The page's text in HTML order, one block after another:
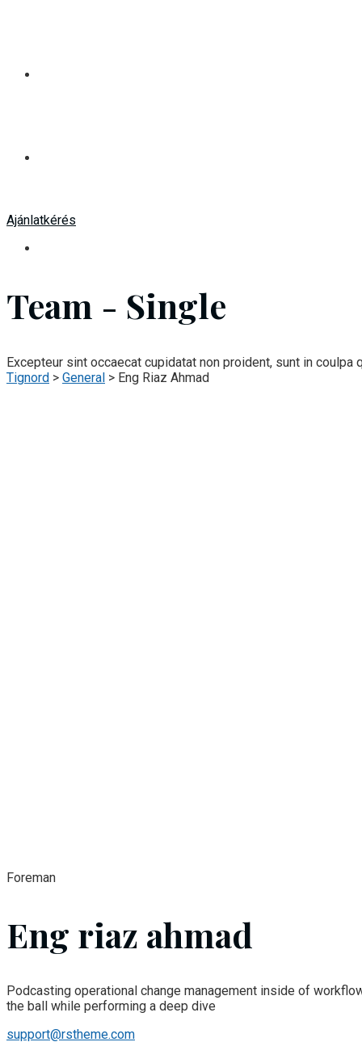
Ajánlatkérés
Team - Single
Excepteur sint occaecat cupidatat non proident, sunt in
Tignord > General > Eng Riaz Ahmad
Foreman
Eng riaz ahmad
Podcasting operational change management inside of
the ball while performing a deep dive
support@rstheme.com